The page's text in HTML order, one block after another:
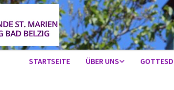
STARTSEITE ÜBER UNS